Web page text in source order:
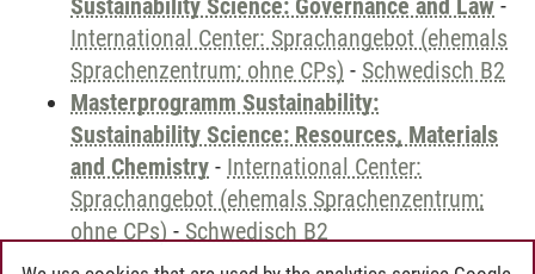
Sustainability Science: Governance and Law -
International Center: Sprachangebot (ehemals
Sprachenzentrum; ohne CPs) - Schwedisch B2
Masterprogramm Sustainability:
Sustainability Science: Resources, Materials
and Chemistry - International Center:
Sprachangebot (ehemals Sprachenzentrum;
ohne CPs) - Schwedisch B2